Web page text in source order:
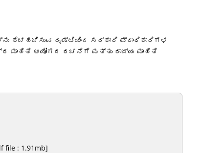
ಹೆಚಹಚಿಸುವ ದೃಷ್ಟಿಯಿಂದ ಸರ್ಕಾರಿ ಪ್ರಾಧಿಕಾರಿಗಳ
ಮಾಹಿತಿ ಆಯೋಗದ ರಚನೆಗೆ ಮತ್ತು ರಾಜ್ಯ ಮಾಹಿತಿ
: 1.91mb]